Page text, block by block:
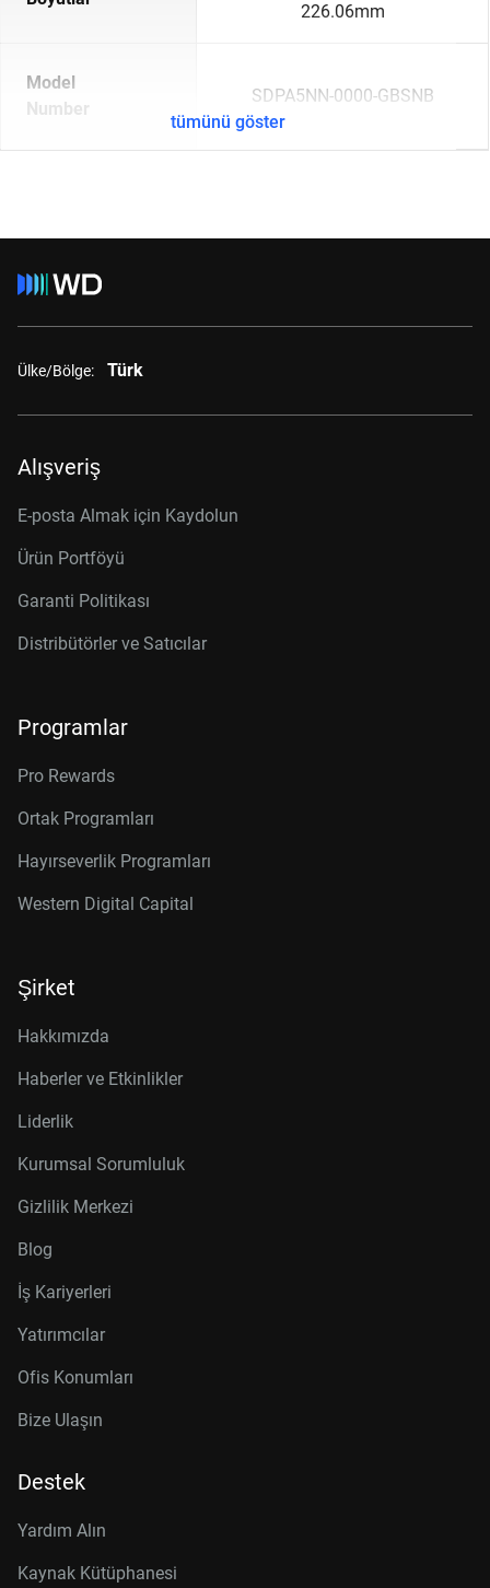
226.06mm
Model
Number
SDPA5NN-0000-GBSNB
tümünü göster
Ülke/Bölge: Türk
Alışveriş
E-posta Almak için Kaydolun
Ürün Portföyü
Garanti Politikası
Distribütörler ve Satıcılar
Programlar
Pro Rewards
Ortak Programları
Hayırseverlik Programları
Western Digital Capital
Şirket
Hakkımızda
Haberler ve Etkinlikler
Liderlik
Kurumsal Sorumluluk
Gizlilik Merkezi
Blog
İş Kariyerleri
Yatırımcılar
Ofis Konumları
Bize Ulaşın
Destek
Yardım Alın
Kaynak Kütüphanesi